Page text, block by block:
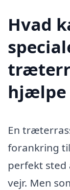
Hvad
hjælpe
En
forankring
perfekt sted
vejr. Men